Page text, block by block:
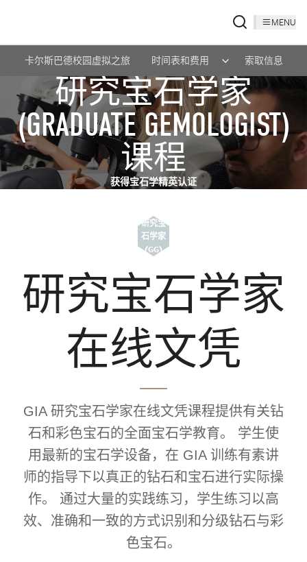
MENU
卡尔斯巴德校园虚拟之旅 时间表和费用 索取信息
研究宝石学家
(GRADUATE GEMOLOGIST)
课程
获得宝石学精英认证
研究宝
石学家
(GG)
研究宝石学家
在线文凭
GIA 研究宝石学家在线文凭课程提供有关钻
石和彩色宝石的全面宝石学教育。 学生使
用最新的宝石学设备，在 GIA 训练有素讲
师的指导下以真正的钻石和宝石进行实际操
作。 通过大量的实践练习，学生练习以高
效、准确和一致的方式识别和分级钻石与彩
色宝石。